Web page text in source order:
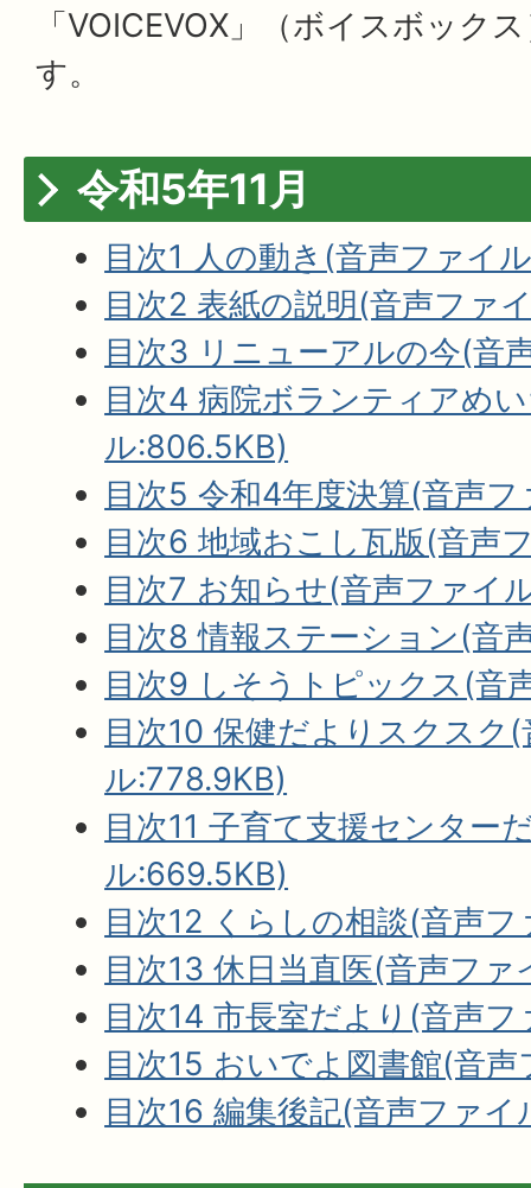
「VOICEVOX」（ボイスボック
す。
令和5年11月
目次1 人の動き(音声ファイ
目次2 表紙の説明(音声ファ
目次3 リニューアルの今(音
目次4 病院ボランティアめ
ル:806.5KB)
目次5 令和4年度決算(音声
目次6 地域おこし瓦版(音声
目次7 お知らせ(音声ファイ
目次8 情報ステーション(音
目次9 しそうトピックス(音
目次10 保健だよりスクスク
ル:778.9KB)
目次11 子育て支援センター
ル:669.5KB)
目次12 くらしの相談(音声
目次13 休日当直医(音声フ
目次14 市長室だより(音声
目次15 おいでよ図書館(音
目次16 編集後記(音声ファイ